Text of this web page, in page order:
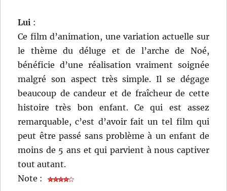
Lui :
Ce film d’animation, une variation actuelle sur
le thème du déluge et de l’arche de Noé,
bénéficie d’une réalisation vraiment soignée
malgré son aspect très simple. Il se dégage
beaucoup de candeur et de fraîcheur de cette
histoire très bon enfant. Ce qui est assez
remarquable, c’est d’avoir fait un tel film qui
peut être passé sans problème à un enfant de
moins de 5 ans et qui parvient à nous captiver
tout autant.
Note :